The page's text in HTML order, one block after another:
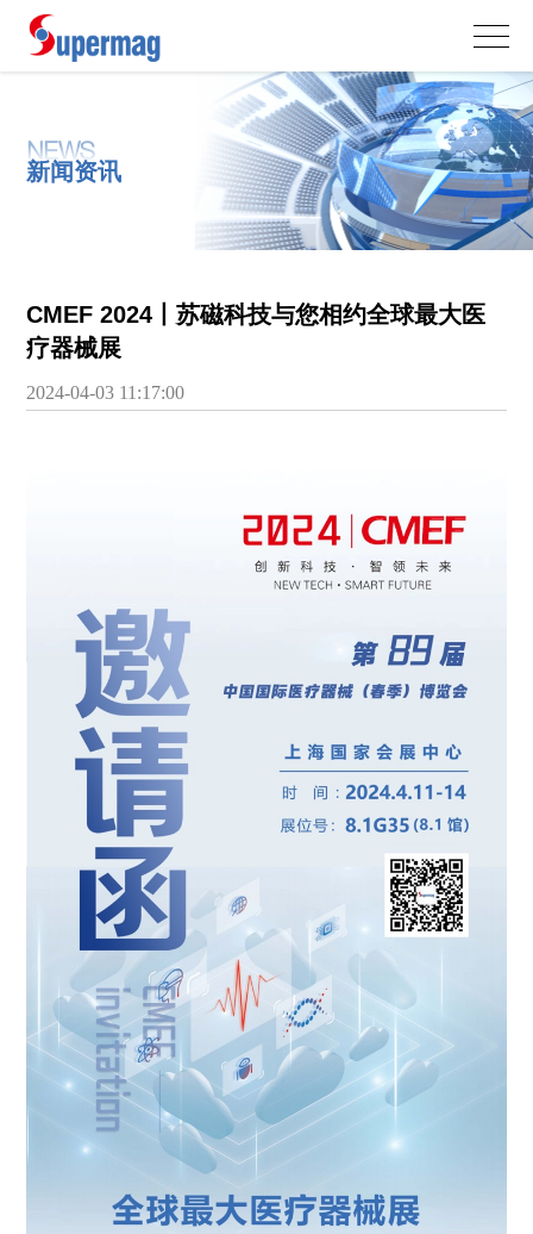
NEWS
新闻资讯
CMEF 2024丨苏磁科技与您相约全球最大医
疗器械展
2024-04-03 11:17:00